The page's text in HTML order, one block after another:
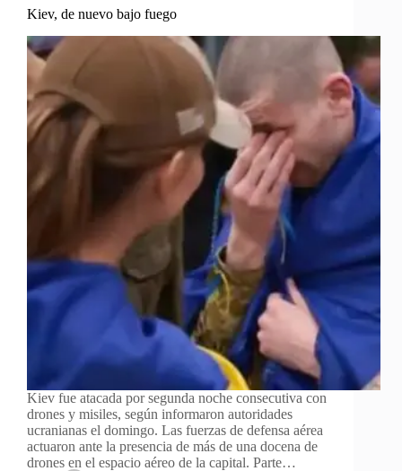
Kiev, de nuevo bajo fuego
Kiev fue atacada por segunda noche consecutiva con
drones y misiles, según informaron autoridades
ucranianas el domingo. Las fuerzas de defensa aérea
actuaron ante la presencia de más de una docena de
drones en el espacio aéreo de la capital. Parte…